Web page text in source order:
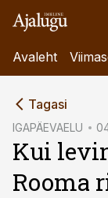
Avaleht
Tagasi
IGAPÄEVAELU
Kui
Rooma